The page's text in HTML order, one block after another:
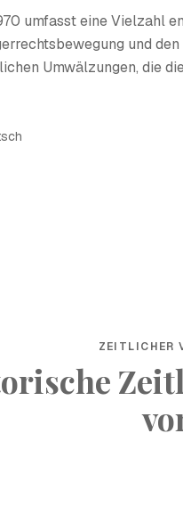
umfasst eine Vielzahl
und
Umwälzungen, die
ZEITLICHER